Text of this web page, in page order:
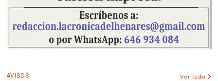
AVISOS Ver todo